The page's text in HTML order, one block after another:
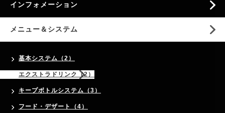
インフォメーション
メニュー＆システム
基本システム（2）
エクストラドリンク（2）
キープボトルシステム（3）
フード・デザート（4）